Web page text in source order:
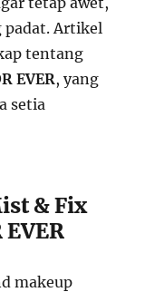
padat. Artikel
tentang
EVER, yang
setia
& Fix
makeup